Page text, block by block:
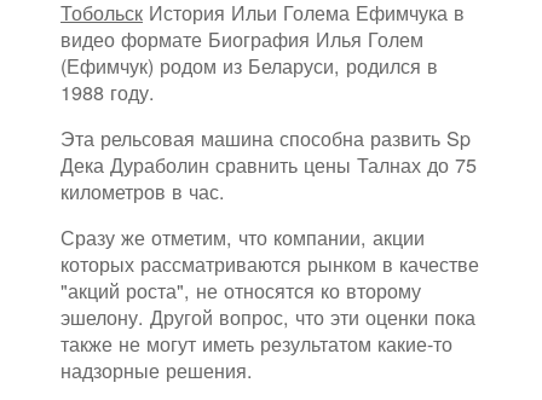
Тобольск История Ильи Голема Ефимчука в
видео формате Биография Илья Голем
(Ефимчук) родом из Беларуси, родился в
1988 году.
Эта рельсовая машина способна развить Sp
Дека Дураболин сравнить цены Талнах до 75
километров в час.
Сразу же отметим, что компании, акции
которых рассматриваются рынком в качестве
"акций роста", не относятся ко второму
эшелону. Другой вопрос, что эти оценки пока
также не могут иметь результатом какие-то
надзорные решения.